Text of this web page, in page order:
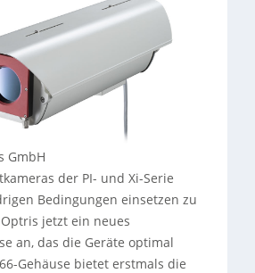
GmbH
der PI- und Xi-Serie
Bedingungen einsetzen zu
jetzt ein neues
an, das die Geräte optimal
Gehäuse bietet erstmals die